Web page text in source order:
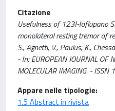
Citazione
Usefulness of 123I-Ioflupano
monolateral resting tremor of
S., Agnetti, V., Paulus, K.,
- In: EUROPEAN JOURNAL OF
MOLECULAR IMAGING. -
Appare nelle tipologie:
1.5 Abstract in rivista